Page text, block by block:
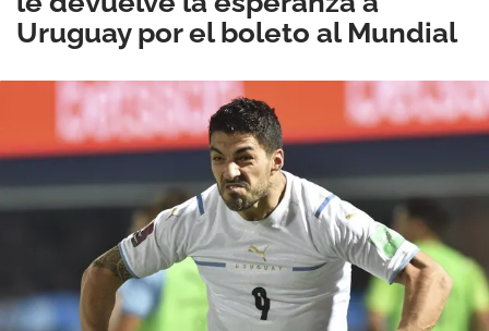
Uruguay por el boleto al Mundial